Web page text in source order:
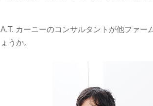
A.T. カーニーのコンサルタントが他ファー
ょうか。